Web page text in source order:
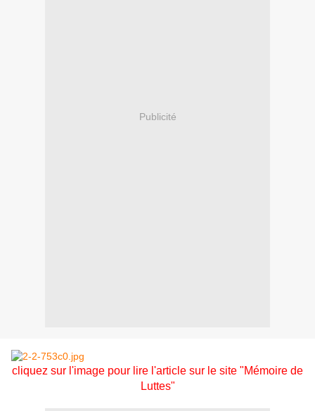
Publicité
cliquez sur l'image pour lire l'article sur le site "Mémoire de
Luttes"